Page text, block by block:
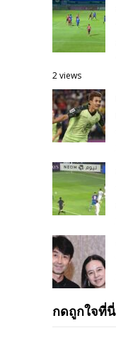
2 views
กดถูกใจที่นี่